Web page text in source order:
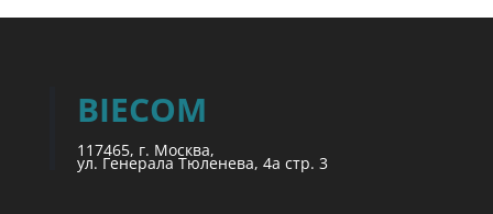
BIECOM
117465, г. Москва,
ул. Генерала Тюленева, 4а стр. 3